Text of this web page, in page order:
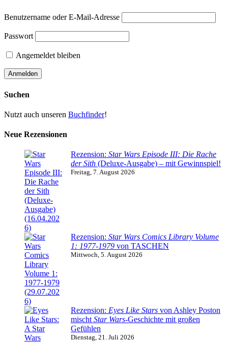
Benutzername oder E-Mail-Adresse
Passwort
Angemeldet bleiben
Suchen
Nutzt auch unseren Buchfinder!
Neue Rezensionen
Rezension: Star Wars Episode III: Die Rache
der Sith (Deluxe-Ausgabe) – mit Gewinnspiel!
Freitag, 7. August 2026
Rezension: Star Wars Comics Library Volume
1: 1977-1979 von TASCHEN
Mittwoch, 5. August 2026
Rezension: Eyes Like Stars von Ashley Poston
mischt Star Wars-Geschichte mit großen
Gefühlen
Dienstag, 21. Juli 2026